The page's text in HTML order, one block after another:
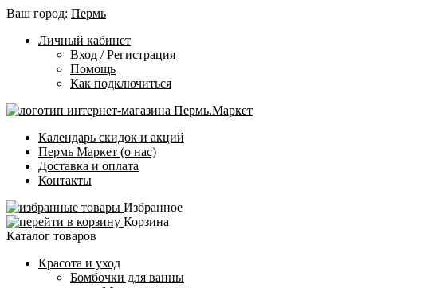
Ваш город: Пермь
Личный кабинет
Вход / Регистрация
Помощь
Как подключиться
Календарь скидок и акций
Пермь Маркет (о нас)
Доставка и оплата
Контакты
Избранное
Корзина
Каталог товаров
Красота и уход
Бомбочки для ванны